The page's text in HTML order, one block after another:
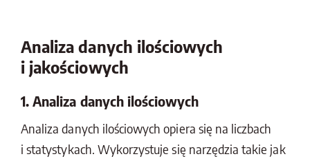
Analiza danych ilościowych
i jakościowych
1. Analiza danych ilościowych
Analiza danych ilościowych opiera się na liczbach
i statystykach. Wykorzystuje się narzędzia takie jak